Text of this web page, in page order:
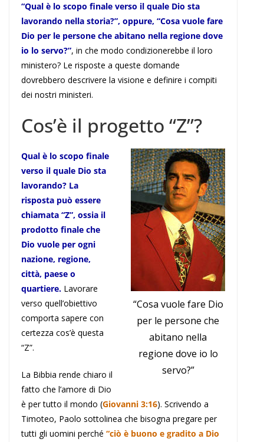
“Qual è lo scopo finale verso il quale Dio sta
lavorando nella storia?”, oppure, “Cosa vuole fare
Dio per le persone che abitano nella regione dove
io lo servo?”, in che modo condizionerebbe il loro
ministero? Le risposte a queste domande
dovrebbero descrivere la visione e definire i compiti
dei nostri ministeri.
Cos’è il progetto “Z”?
“Cosa vuole fare Dio
per le persone che
abitano nella
regione dove io lo
servo?”
Qual è lo scopo finale
verso il quale Dio sta
lavorando? La
risposta può essere
chiamata “Z”, ossia il
prodotto finale che
Dio vuole per ogni
nazione, regione,
città, paese o
quartiere. Lavorare
verso quell’obiettivo
comporta sapere con
certezza cos’è questa
“Z”.
La Bibbia rende chiaro il
fatto che l’amore di Dio
è per tutto il mondo (Giovanni 3:16). Scrivendo a
Timoteo, Paolo sottolinea che bisogna pregare per
tutti gli uomini perché “ciò è buono e gradito a Dio